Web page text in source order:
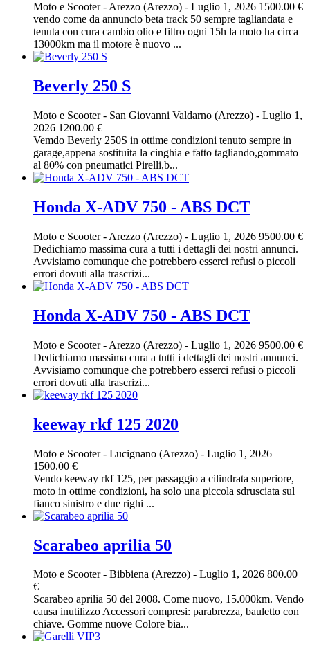
Moto e Scooter-Arezzo (Arezzo) - Luglio 1, 2026 1500.00 €
vendo come da annuncio beta track 50 sempre tagliandata e
tenuta con cura cambio olio e filtro ogni 15h la moto ha circa
13000km ma il motore è nuovo ...
Beverly 250 S
Moto e Scooter- San Giovanni Valdarno (Arezzo) - Luglio 1,
2026 1200.00 €
Vemdo Beverly 250S in ottime condizioni tenuto sempre in
garage,appena sostituita la cinghia e fatto tagliando,gommato
al 80% con pneumatici Pirelli,b...
Honda X-ADV 750 - ABS DCT
Moto e Scooter- Arezzo (Arezzo) - Luglio 1, 2026 9500.00 €
Dedichiamo massima cura a tutti i dettagli dei nostri annunci.
Avvisiamo comunque che potrebbero esserci refusi o piccoli
errori dovuti alla trascrizi...
Honda X-ADV 750 - ABS DCT
Moto e Scooter- Arezzo (Arezzo) - Luglio 1, 2026 9500.00 €
Dedichiamo massima cura a tutti i dettagli dei nostri annunci.
Avvisiamo comunque che potrebbero esserci refusi o piccoli
errori dovuti alla trascrizi...
keeway rkf 125 2020
Moto e Scooter- Lucignano (Arezzo) - Luglio 1, 2026
1500.00 €
Vendo keeway rkf 125, per passaggio a cilindrata superiore,
moto in ottime condizioni, ha solo una piccola sdrusciata sul
fianco sinistro e due righi ...
Scarabeo aprilia 50
Moto e Scooter- Bibbiena (Arezzo) - Luglio 1, 2026 800.00
€
Scarabeo aprilia 50 del 2008. Come nuovo, 15.000km. Vendo
causa inutilizzo Accessori compresi: parabrezza, bauletto con
chiave. Gomme nuove Colore bia...